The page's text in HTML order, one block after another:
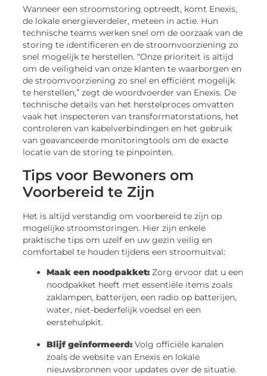
Wanneer een stroomstoring optreedt, komt Enexis,
de lokale energieverdeler, meteen in actie. Hun
technische teams werken snel om de oorzaak van de
storing te identificeren en de stroomvoorziening zo
snel mogelijk te herstellen. “Onze prioriteit is altijd
om de veiligheid van onze klanten te waarborgen en
de stroomvoorziening zo snel en efficiënt mogelijk
te herstellen,” zegt de woordvoerder van Enexis. De
technische details van het herstelproces omvatten
vaak het inspecteren van transformatorstations, het
controleren van kabelverbindingen en het gebruik
van geavanceerde monitoringtools om de exacte
locatie van de storing te pinpointen.
Tips voor Bewoners om
Voorbereid te Zijn
Het is altijd verstandig om voorbereid te zijn op
mogelijke stroomstoringen. Hier zijn enkele
praktische tips om uzelf en uw gezin veilig en
comfortabel te houden tijdens een stroomuitval:
Maak een noodpakket: Zorg ervoor dat u een
noodpakket heeft met essentiële items zoals
zaklampen, batterijen, een radio op batterijen,
water, niet-bederfelijk voedsel en een
eerstehulpkit.
Blijf geïnformeerd: Volg officiële kanalen
zoals de website van Enexis en lokale
nieuwsbronnen voor updates over de situatie.